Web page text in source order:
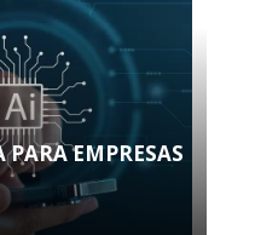
PARA EMPRESAS